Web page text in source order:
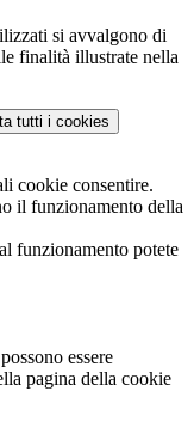
si avvalgono di
finalità illustrate nella
tutti i cookies
cookie consentire.
il funzionamento della
funzionamento potete
essere
pagina della cookie